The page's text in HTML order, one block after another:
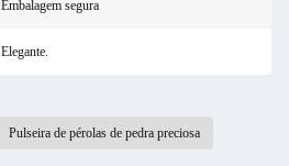
Embalagem segura
Elegante.
Pulseira de pérolas de pedra preciosa